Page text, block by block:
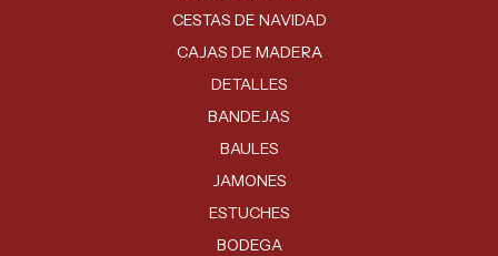
CESTAS DE NAVIDAD
CAJAS DE MADERA
DETALLES
BANDEJAS
BAULES
JAMONES
ESTUCHES
BODEGA